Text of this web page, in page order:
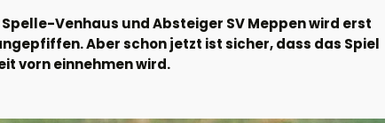
Venhaus und Absteiger SV Meppen wird erst
Aber schon jetzt ist sicher, dass das Spiel
vorn einnehmen wird.